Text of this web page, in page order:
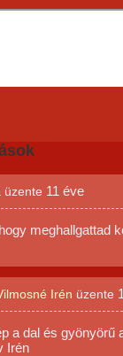
üzente 11 éve
meghallgattad
Irén üzente
a dal és gyönyörű
Irén